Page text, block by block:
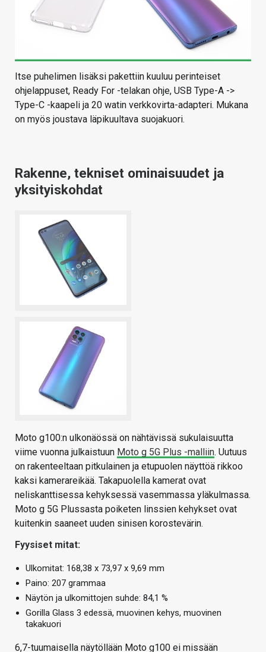
Itse puhelimen lisäksi pakettiin kuuluu perinteiset
ohjelappuset, Ready For -telakan ohje, USB Type-A ->
Type-C -kaapeli ja 20 watin verkkovirta-adapteri. Mukana
on myös joustava läpikuultava suojakuori.
Rakenne, tekniset ominaisuudet ja
yksityiskohdat
Moto g100:n ulkonäössä on nähtävissä sukulaisuutta
viime vuonna julkaistuun Moto g 5G Plus -malliin. Uutuus
on rakenteeltaan pitkulainen ja etupuolen näyttöä rikkoo
kaksi kamerareikää. Takapuolella kamerat ovat
neliskanttisessa kehyksessä vasemmassa yläkulmassa.
Moto g 5G Plussasta poiketen linssien kehykset ovat
kuitenkin saaneet uuden sinisen korostevärin.
Fyysiset mitat:
Ulkomitat: 168,38 x 73,97 x 9,69 mm
Paino: 207 grammaa
Näytön ja ulkomittojen suhde: 84,1 %
Gorilla Glass 3 edessä, muovinen kehys, muovinen
takakuori
6,7-tuumaisella näytöllään Moto g100 ei missään